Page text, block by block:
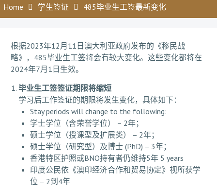
Home 学生签证 485毕业生工签最新变化
根据2023年12月11日澳大利亚政府发布的《移民战
略》，485毕业生工签将会有较大变化。这些变化都将在
2024年7月1日生效。
毕业生工签签证期限将缩短
学习后工作签证的期限将发生变化，具体如下：
Stay periods will change to the following:
学士学位（含荣誉学位） – 2年；
硕士学位（授课型及扩展类） – 2年；
硕士学位（研究型）及博士 (PhD) – 3年；
香港特区护照或BNO持有者仍维持5年 5 years
印度公民依《澳印经济合作和贸易协定》视所获学
位 – 2到4年